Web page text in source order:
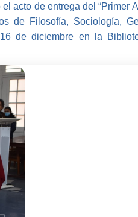
acto de entrega del “Primer
de Filosofía, Sociología,
de diciembre en la